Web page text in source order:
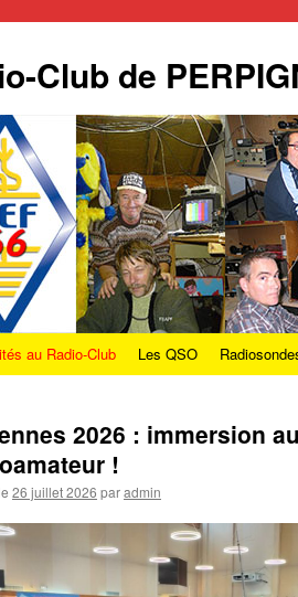
Club de
au Radio-Club Les QSO
2026 : immersion
!
26 juillet 2026 paradmin